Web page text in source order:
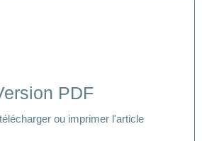
PDF
ou imprimer l'article
Cliquer ici